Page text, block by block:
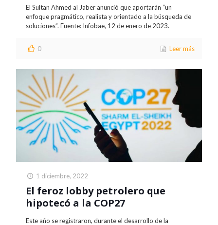
El Sultan Ahmed al Jaber anunció que aportarán “un
enfoque pragmático, realista y orientado a la búsqueda de
soluciones”. Fuente: Infobae, 12 de enero de 2023.
0 Leer más
1 diciembre, 2022
El feroz lobby petrolero que
hipotecó a la COP27
Este año se registraron, durante el desarrollo de la